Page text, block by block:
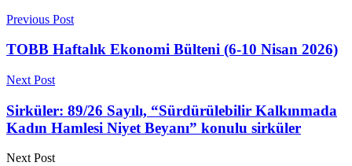
Previous Post
TOBB Haftalık Ekonomi Bülteni (6-10 Nisan 2026)
Next Post
Sirküler: 89/26 Sayılı, “Sürdürülebilir Kalkınmada
Kadın Hamlesi Niyet Beyanı” konulu sirküler
Next Post